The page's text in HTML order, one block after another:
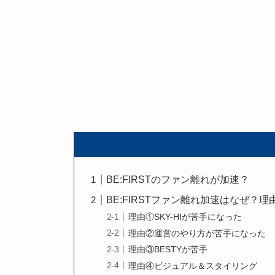
BE:FIRSTのファン離れが加速？
BE:FIRSTファン離れ加速はなぜ？理
理由①SKY-HIが苦手になった
理由②運営のやり方が苦手になった
理由③BESTYが苦手
理由④ビジュアル＆スタイリング